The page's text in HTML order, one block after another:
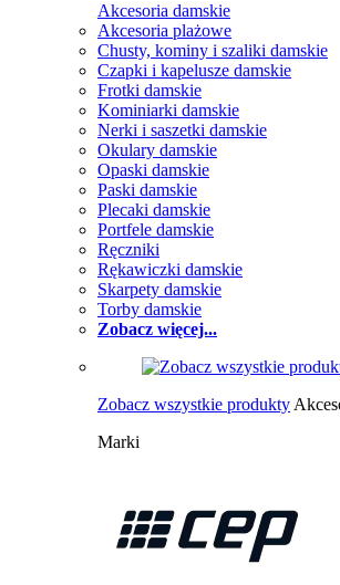
Akcesoria damskie
Akcesoria plażowe
Chusty, kominy i szaliki damskie
Czapki i kapelusze damskie
Frotki damskie
Kominiarki damskie
Nerki i saszetki damskie
Okulary damskie
Opaski damskie
Paski damskie
Plecaki damskie
Portfele damskie
Ręczniki
Rękawiczki damskie
Skarpety damskie
Torby damskie
Zobacz więcej...
Zobacz wszystkie produkty
Marki